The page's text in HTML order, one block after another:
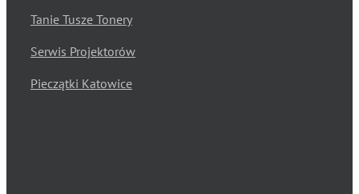
Tanie Tusze Tonery
Serwis Projektorów
Pieczątki Katowice